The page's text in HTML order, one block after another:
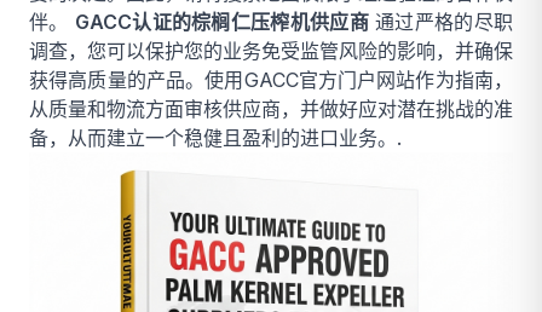
伴。 GACC认证的棕榈仁压榨机供应商通过严格的尽职
调查，您可以保护您的业务免受监管风险的影响，并确保
获得高质量的产品。使用GACC官方门户网站作为指南，
从质量和物流方面审核供应商，并做好应对潜在挑战的准
备，从而建立一个稳健且盈利的进口业务。.